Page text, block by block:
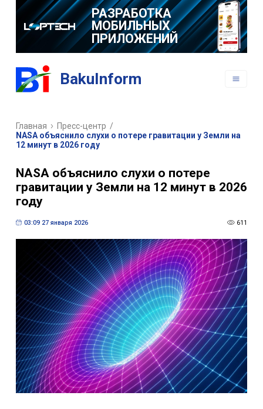
РАЗРАБОТКА
МОБИЛЬНЫХ
ПРИЛОЖЕНИЙ
BakuInform
Главная Пресс-центр /
NASA объяснило слухи о потере гравитации у Земли на
12 минут в 2026 году
NASA объяснило слухи о потере
гравитации у Земли на 12 минут в 2026
году
03:09 27 января 2026 611